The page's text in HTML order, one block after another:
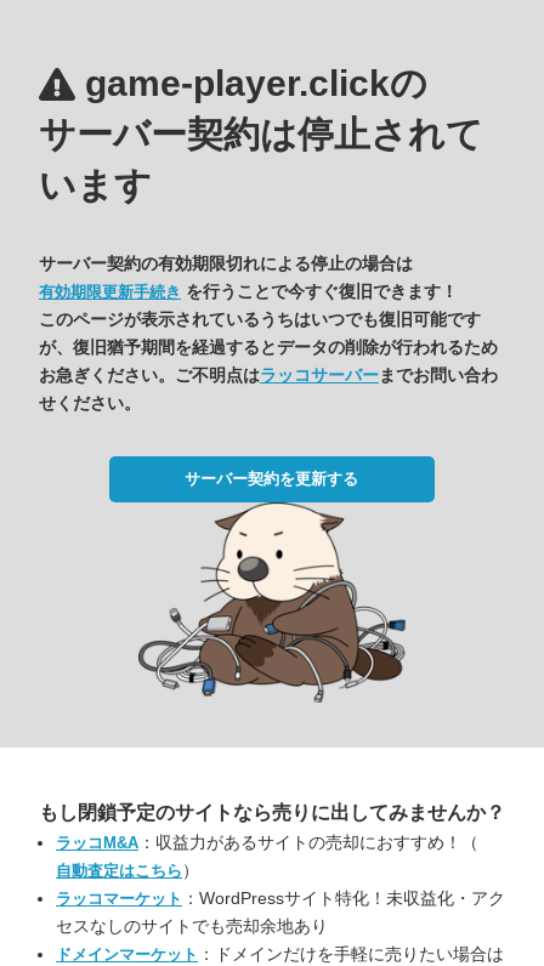
game-player.clickの
サーバー契約は停止されて
います
サーバー契約の有効期限切れによる停止の場合は
有効期限更新手続き を行うことで今すぐ復旧できます！
このページが表示されているうちはいつでも復旧可能です
が、復旧猶予期間を経過するとデータの削除が行われるため
お急ぎください。ご不明点はラッコサーバーまでお問い合わ
せください。
サーバー契約を更新する
もし閉鎖予定のサイトなら売りに出してみませんか？
ラッコM&A ：収益力があるサイトの売却におすすめ！（
自動査定はこちら ）
ラッコマーケット ：WordPressサイト特化！未収益化・アク
セスなしのサイトでも売却余地あり
ドメインマーケット ：ドメインだけを手軽に売りたい場合は